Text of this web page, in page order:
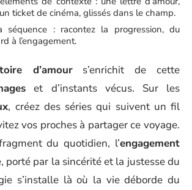
ticket de cinéma, glissés dans le champ.
séquence : racontez la progression, du
à l’engagement.
d’amours’enrichit de cette
et d’instants vécus. Sur les
, créez des séries qui suivent un fil
vos proches à partager ce voyage.
du quotidien, l’engagement
porté par la sincérité et la justesse du
s’installe là où la vie déborde du